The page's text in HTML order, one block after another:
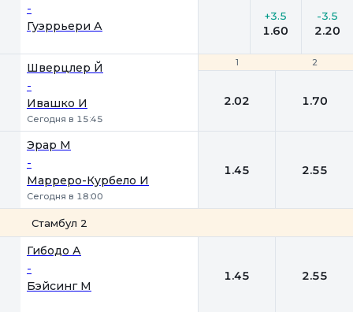
-
Гуэррьери А
+3.5
1.60
-3.5
2.20
1 2
Шверцлер Й
-
Ивашко И
Сегодня в 15:45
1 2
2.02 1.70
Эрар М
-
Марреро-Курбело И
Сегодня в 18:00
1.45 2.55
Стамбул 2
Гибодо А
-
Бэйсинг М
1.45 2.55